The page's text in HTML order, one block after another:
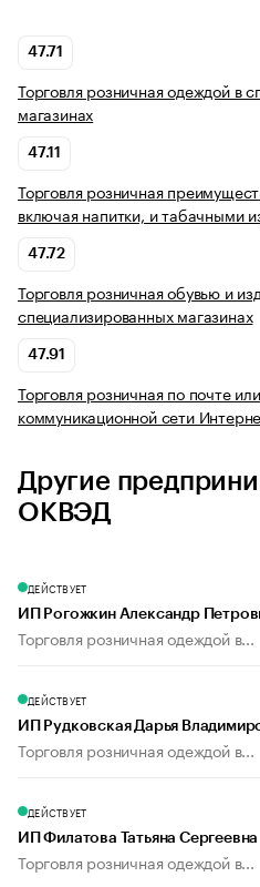
47.71
Торговля розничная одеждой в
магазинах
47.11
Торговля розничная
включая напитки, и табачными
47.72
Торговля розничная обувью и
специализированных магазинах
47.91
Торговля розничная по почте
коммуникационной сети
Другие
ОКВЭД
ДЕЙСТВУЕТ
ИП Рогожкин Александр
Торговля розничная одеждой в...
ДЕЙСТВУЕТ
ИП Рудковская Дарья
Торговля розничная одеждой в...
ДЕЙСТВУЕТ
ИП Филатова Татьяна Сергеевна
Торговля розничная одеждой в...